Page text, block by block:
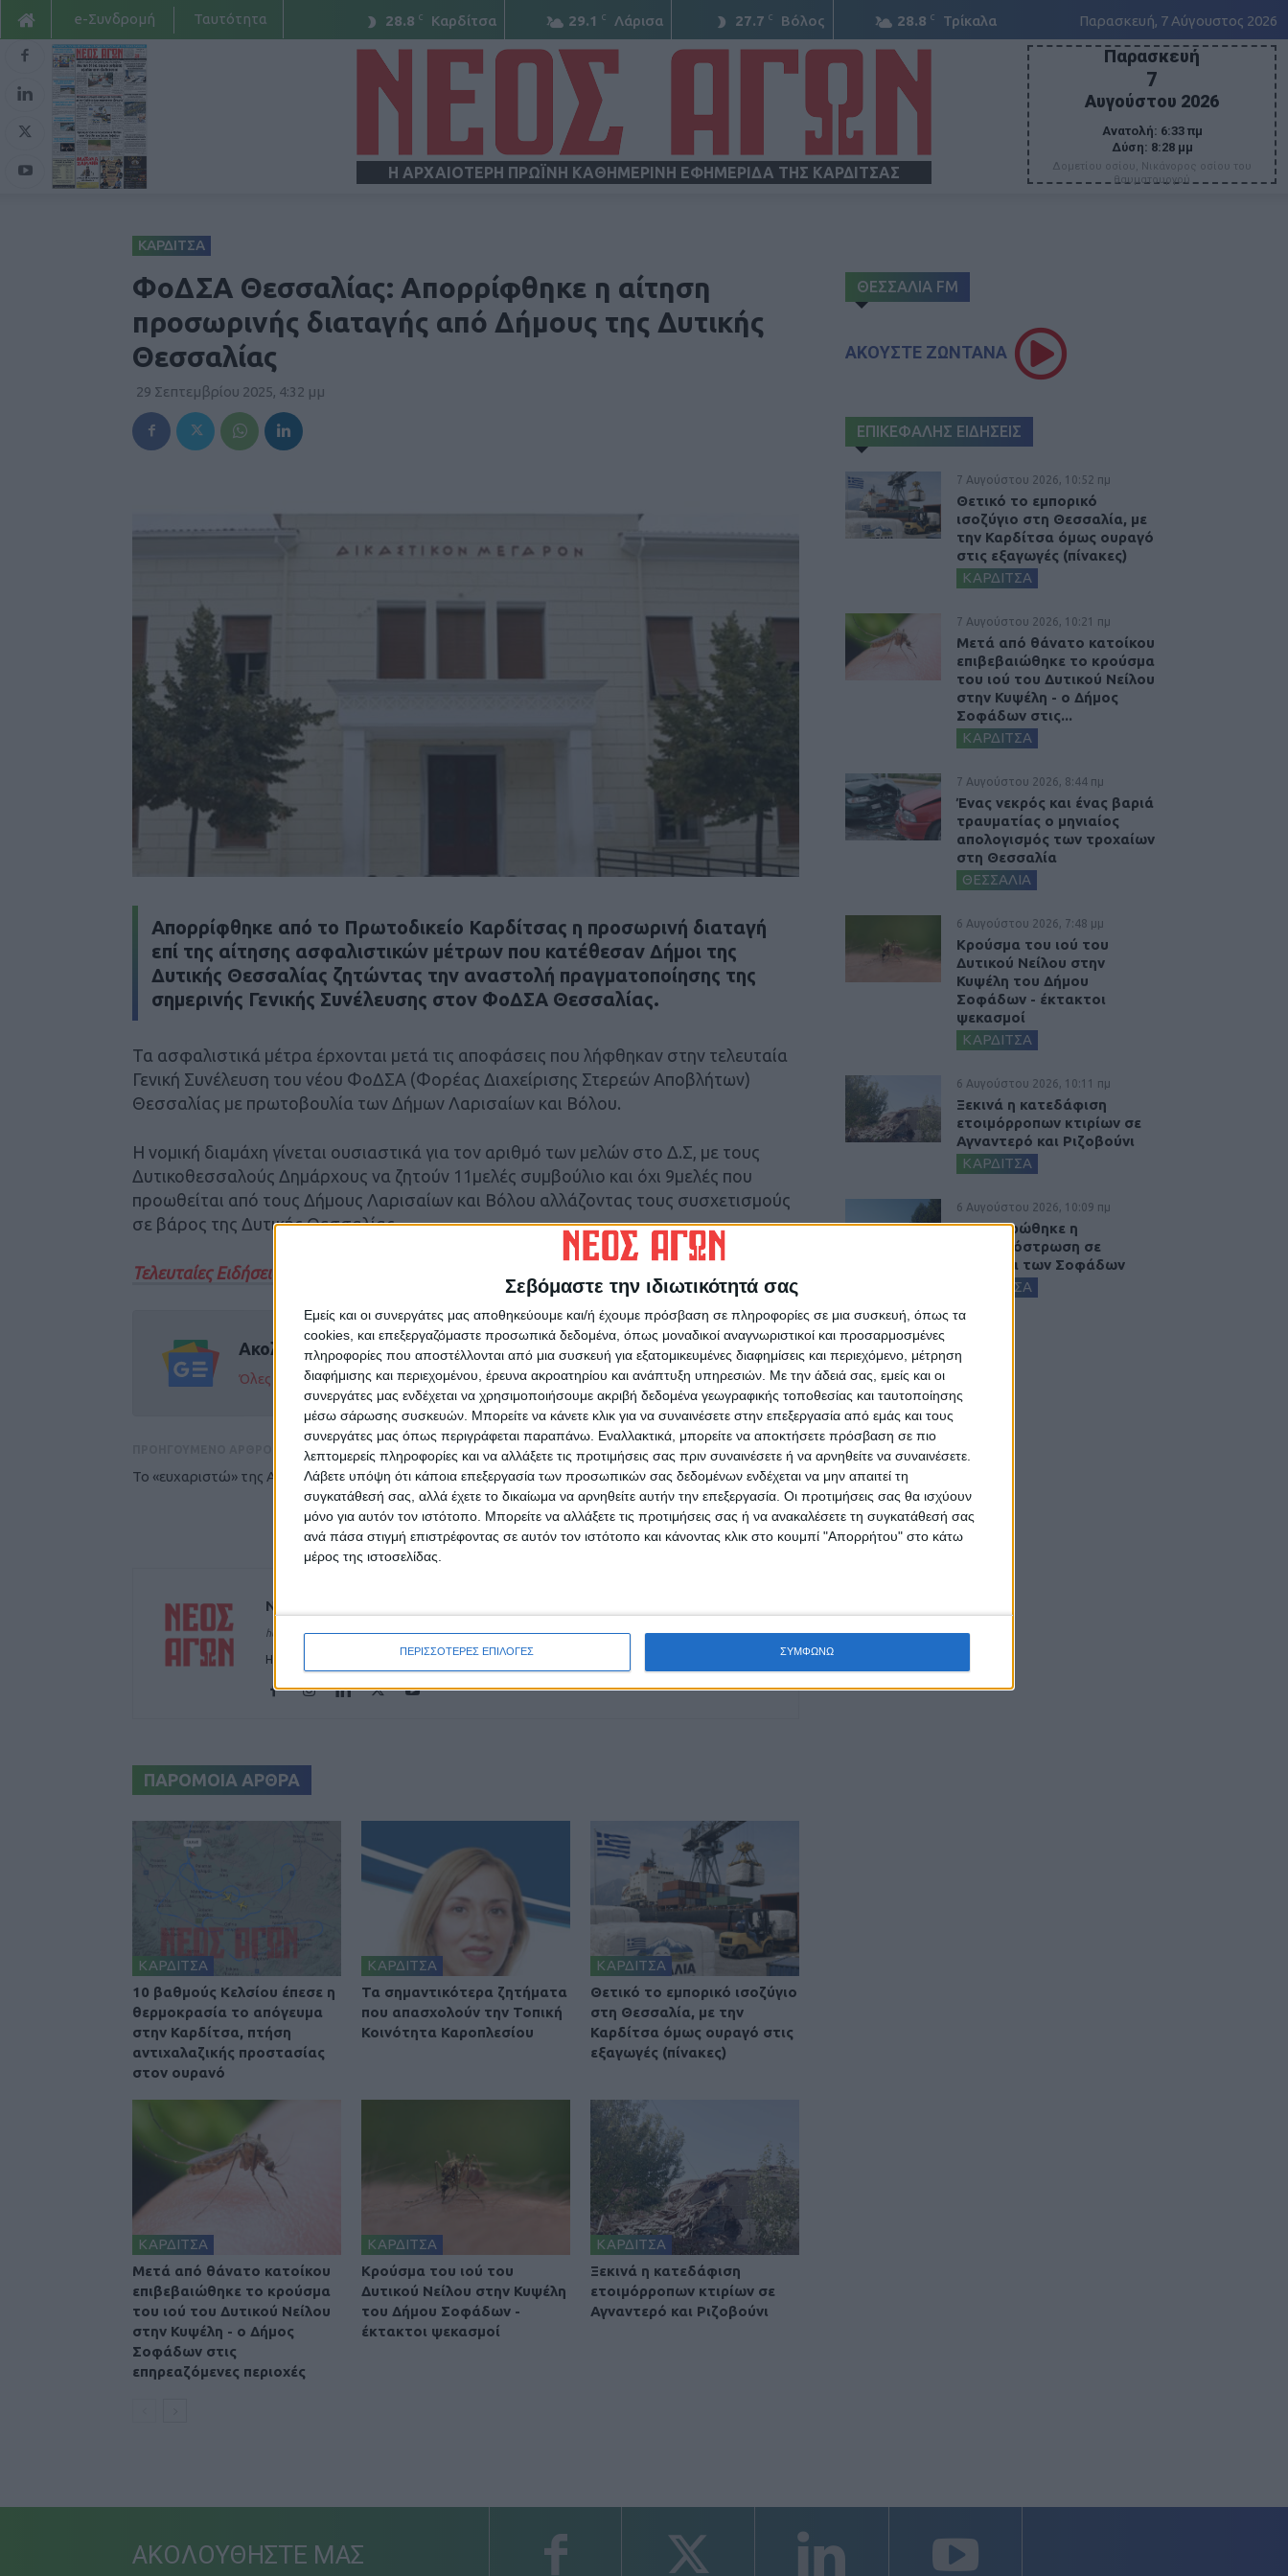
Σεβόμαστε την ιδιωτικότητά σας
Εμείς και οι συνεργάτες μας αποθηκεύουμε και/ή έχουμε πρόσβαση σε πληροφορίες σε μια συσκευή, όπως τα
cookies, και επεξεργαζόμαστε προσωπικά δεδομένα, όπως μοναδικοί αναγνωριστικοί και προσαρμοσμένες
πληροφορίες που αποστέλλονται από μια συσκευή για εξατομικευμένες διαφημίσεις και περιεχόμενο, μέτρηση
διαφήμισης και περιεχομένου, έρευνα ακροατηρίου και ανάπτυξη υπηρεσιών. Με την άδειά σας, εμείς και οι
συνεργάτες μας ενδέχεται να χρησιμοποιήσουμε ακριβή δεδομένα γεωγραφικής τοποθεσίας και ταυτοποίησης
μέσω σάρωσης συσκευών. Μπορείτε να κάνετε κλικ για να συναινέσετε στην επεξεργασία από εμάς και τους
συνεργάτες μας όπως περιγράφεται παραπάνω. Εναλλακτικά, μπορείτε να αποκτήσετε πρόσβαση σε πιο
λεπτομερείς πληροφορίες και να αλλάξετε τις προτιμήσεις σας πριν συναινέσετε ή να αρνηθείτε να συναινέσετε.
Λάβετε υπόψη ότι κάποια επεξεργασία των προσωπικών σας δεδομένων ενδέχεται να μην απαιτεί τη
συγκατάθεσή σας, αλλά έχετε το δικαίωμα να αρνηθείτε αυτήν την επεξεργασία. Οι προτιμήσεις σας θα ισχύουν
μόνο για αυτόν τον ιστότοπο. Μπορείτε να αλλάξετε τις προτιμήσεις σας ή να ανακαλέσετε τη συγκατάθεσή σας
ανά πάσα στιγμή επιστρέφοντας σε αυτόν τον ιστότοπο και κάνοντας κλικ στο κουμπί "Απορρήτου" στο κάτω
μέρος της ιστοσελίδας.
ΠΕΡΙΣΣΟΤΕΡΕΣ ΕΠΙΛΟΓΕΣ ΣΥΜΦΩΝΩ
28.8 C Καρδίτσα 29.1 C Λάρισα 27.7 C Βόλος 28.8 C Τρίκαλα Παρασκευή, 7 Αύγουστος 2026
e-Συνδρομή Ταυτότητα
Η ΑΡΧΑΙΟΤΕΡΗ ΠΡΩΪΝΗ ΚΑΘΗΜΕΡΙΝΗ ΕΦΗΜΕΡΙΔΑ ΤΗΣ ΚΑΡΔΙΤΣΑΣ
Παρασκευή
7
Αυγούστου 2026
Ανατολή: 6:33 πμ
Δύση: 8:28 μμ
Δομετίου οσίου, Νικάνορος οσίου του
θαυματουργού
ΚΑΡΔΙΤΣΑ
ΦοΔΣΑ Θεσσαλίας: Απορρίφθηκε η αίτηση
προσωρινής διαταγής από Δήμους της Δυτικής
Θεσσαλίας
29 Σεπτεμβρίου 2025, 4:32 μμ
Απορρίφθηκε από το Πρωτοδικείο Καρδίτσας η προσωρινή διαταγή
επί της αίτησης ασφαλιστικών μέτρων που κατέθεσαν Δήμοι της
Δυτικής Θεσσαλίας ζητώντας την αναστολή πραγματοποίησης της
σημερινής Γενικής Συνέλευσης στον ΦοΔΣΑ Θεσσαλίας.
Τα ασφαλιστικά μέτρα έρχονται μετά τις αποφάσεις που λήφθηκαν στην τελευταία
Γενική Συνέλευση του νέου ΦοΔΣΑ (Φορέας Διαχείρισης Στερεών Αποβλήτων)
Θεσσαλίας με πρωτοβουλία των Δήμων Λαρισαίων και Βόλου.
Η νομική διαμάχη γίνεται ουσιαστικά για τον αριθμό των μελών στο Δ.Σ, με τους
Δυτικοθεσσαλούς Δημάρχους να ζητούν 11μελές συμβούλιο και όχι 9μελές που
προωθείται από τους Δήμους Λαρισαίων και Βόλου αλλάζοντας τους συσχετισμούς
σε βάρος της Δυτικής Θεσσαλίας.
Τελευταίες Ειδήσεις Σήμερα
Ακολούθησε την εφημερίδα ΝΕΟΣ ΑΓΩΝ στο Google News!
Όλες οι εξελίξεις στην περιοχή της Καρδίτσας και ευρύτερα της Θεσσαλίας
To «ευχαριστώ» της Aναγέννησης στον κόσμο
ΕΠΟΜΕΝΟ ΑΡΘΡΟ
Μουζάκι: «Όχι» στο κλείσιμο της Εθνικής
Τράπεζας από το Δημοτικό Συμβούλιο (ΦΩΤΟ
& ΒΙΝΤΕΟ)
ΝΕΟΣ ΑΓΩΝ
https://neosagon.gr
Η Αρχαιότερη Καθημερινή Πρωινή Εφημερίδα της Καρδίτσας
ΠΑΡΟΜΟΙΑ ΑΡΘΡΑ
ΚΑΡΔΙΤΣΑ
10 βαθμούς Κελσίου έπεσε η
θερμοκρασία το απόγευμα
στην Καρδίτσα, πτήση
αντιχαλαζικής προστασίας
στον ουρανό
ΚΑΡΔΙΤΣΑ
Τα σημαντικότερα ζητήματα
που απασχολούν την Τοπική
Κοινότητα Καροπλεσίου
ΚΑΡΔΙΤΣΑ
Θετικό το εμπορικό ισοζύγιο
στη Θεσσαλία, με την
Καρδίτσα όμως ουραγό στις
εξαγωγές (πίνακες)
ΚΑΡΔΙΤΣΑ
Μετά από θάνατο κατοίκου
επιβεβαιώθηκε το κρούσμα
του ιού του Δυτικού Νείλου
στην Κυψέλη - ο Δήμος
Σοφάδων στις
επηρεαζόμενες περιοχές
ΚΑΡΔΙΤΣΑ
Κρούσμα του ιού του
Δυτικού Νείλου στην Κυψέλη
του Δήμου Σοφάδων -
έκτακτοι ψεκασμοί
ΚΑΡΔΙΤΣΑ
Ξεκινά η κατεδάφιση
ετοιμόρροπων κτιρίων σε
Αγναντερό και Ριζοβούνι
ΘΕΣΣΑΛΙΑ FM
ΑΚΟΥΣΤΕ ΖΩΝΤΑΝΑ
ΕΠΙΚΕΦΑΛΗΣ ΕΙΔΗΣΕΙΣ
7 Αυγούστου 2026, 10:52 πμ
Θετικό το εμπορικό
ισοζύγιο στη Θεσσαλία, με
την Καρδίτσα όμως ουραγό
στις εξαγωγές (πίνακες)
ΚΑΡΔΙΤΣΑ
7 Αυγούστου 2026, 10:21 πμ
Μετά από θάνατο κατοίκου
επιβεβαιώθηκε το κρούσμα
του ιού του Δυτικού Νείλου
στην Κυψέλη - ο Δήμος
Σοφάδων στις...
ΚΑΡΔΙΤΣΑ
7 Αυγούστου 2026, 8:44 πμ
Ένας νεκρός και ένας βαριά
τραυματίας ο μηνιαίος
απολογισμός των τροχαίων
στη Θεσσαλία
ΘΕΣΣΑΛΙΑ
6 Αυγούστου 2026, 7:48 μμ
Κρούσμα του ιού του
Δυτικού Νείλου στην
Κυψέλη του Δήμου
Σοφάδων - έκτακτοι
ψεκασμοί
ΚΑΡΔΙΤΣΑ
6 Αυγούστου 2026, 10:11 πμ
Ξεκινά η κατεδάφιση
ετοιμόρροπων κτιρίων σε
Αγναντερό και Ριζοβούνι
ΚΑΡΔΙΤΣΑ
6 Αυγούστου 2026, 10:09 πμ
Ολοκληρώθηκε η
ασφαλτόστρωση σε
τμήματα των Σοφάδων
ΚΑΡΔΙΤΣΑ
ΑΚΟΛΟΥΘΗΣΤΕ ΜΑΣ